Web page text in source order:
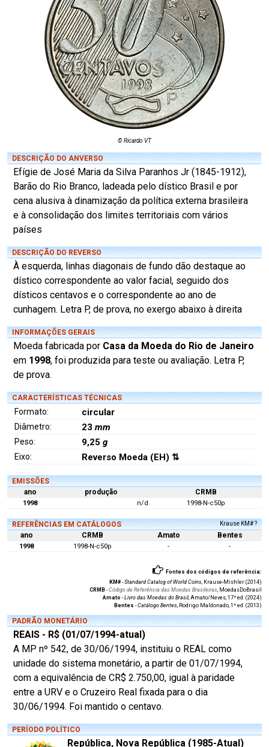
© Ricardo VT
DESCRIÇÃO DO ANVERSO
Efígie de José Maria da Silva Paranhos Jr (1845-1912),
Barão do Rio Branco, ladeada pelo dístico Brasil e por
cena alusiva à dinamização da política externa brasileira
e à consolidação dos limites territoriais com vários
países
DESCRIÇÃO DO REVERSO
À esquerda, linhas diagonais de fundo dão destaque ao
dístico correspondente ao valor facial, seguido dos
dísticos centavos e o correspondente ao ano de
cunhagem. Letra P, de prova, no exergo abaixo à direita
INFORMAÇÕES GERAIS
Moeda fabricada por Casa da Moeda do Rio de Janeiro
em 1998, foi produzida para teste ou avaliação. Letra P,
de prova.
CARACTERÍSTICAS TÉCNICAS
Formato: circular
Diâmetro: 23 mm
Peso: 9,25 g
Eixo: Reverso Moeda (EH) ⇅
EMISSÕES
ano
produção CRMB
1998 n/d 1998-N-c50p
REFERÊNCIAS EM CATÁLOGOS Krause KM# ?
ano CRMB Amato Bentes
1998 1998-N-c50p - -
Fontes dos códigos de referência:
KM#-Standard Catalog of World Coins, Krause-Mishler (2014)
CRMB -Código de Referência das Moedas Brasileiras, MoedasDoBrasil
Amato -Livro das Moedas do Brasil, Amato/Neves, 17ª ed. (2024)
Bentes -Catálogo Bentes, Rodrigo Maldonado, 1ª ed. (2013)
PADRÃO MONETÁRIO
REAIS - R$ (01/07/1994-atual)
A MP nº 542, de 30/06/1994, instituiu o REAL como
unidade do sistema monetário, a partir de 01/07/1994,
com a equivalência de CR$ 2.750,00, igual à paridade
entre a URV e o Cruzeiro Real fixada para o dia
30/06/1994. Foi mantido o centavo.
PERÍODO POLÍTICO
República, Nova República (1985-Atual)